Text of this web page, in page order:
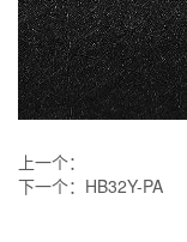
上一个：
下一个： HB32Y-PA